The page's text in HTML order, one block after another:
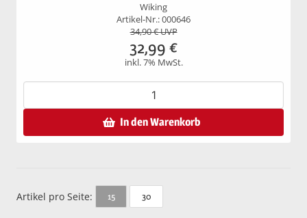
Wiking
Artikel-Nr.: 000646
34,90€ UVP
32,99 €
inkl. 7% MwSt.
In den Warenkorb
Artikel pro Seite: 15 30